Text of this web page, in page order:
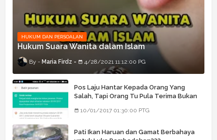
HUKUM DAN PERSOALAN
Hukum Suara Wanita dalam Islam
Maria Firdz 4/28/2021 11:12:00 PG
Pos Laju Hantar Kepada Orang Yang
Salah, Tapi Orang Tu Pula Terima Bukan
10/01/2017 01:30:00 PTG
Pati Ikan Haruan dan Gamat Berbahaya